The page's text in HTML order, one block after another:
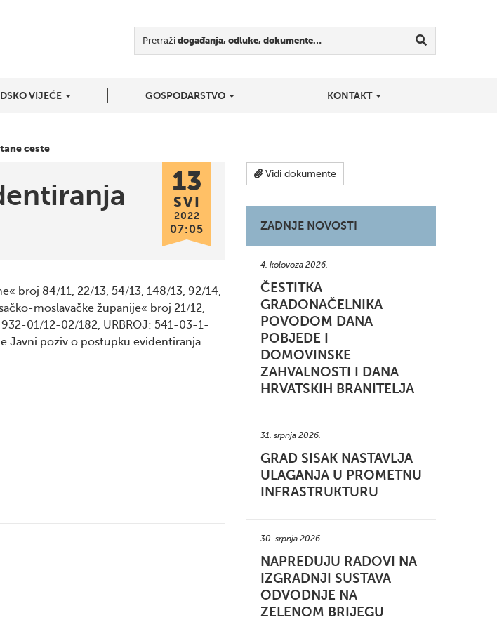
Pretraži događanja, odluke, dokumente…
VIJEĆE GOSPODARSTVO KONTAKT
ceste
13
SVI
2022
07:05
broj 84/11, 22/13, 54/13, 148/13, 92/14,
moslavačke županije« broj 21/12,
01/12-02/182, URBROJ: 541-03-1-
Javni poziv o postupku evidentiranja
Vidi dokumente
ZADNJE NOVOSTI
4. kolovoza 2026.
ČESTITKA
GRADONAČELNIKA
POVODOM DANA
POBJEDE I
DOMOVINSKE
ZAHVALNOSTI I DANA
HRVATSKIH BRANITELJA
31. srpnja 2026.
GRAD SISAK NASTAVLJA
ULAGANJA U PROMETNU
INFRASTRUKTURU
30. srpnja 2026.
NAPREDUJU RADOVI NA
IZGRADNJI SUSTAVA
ODVODNJE NA
ZELENOM BRIJEGU